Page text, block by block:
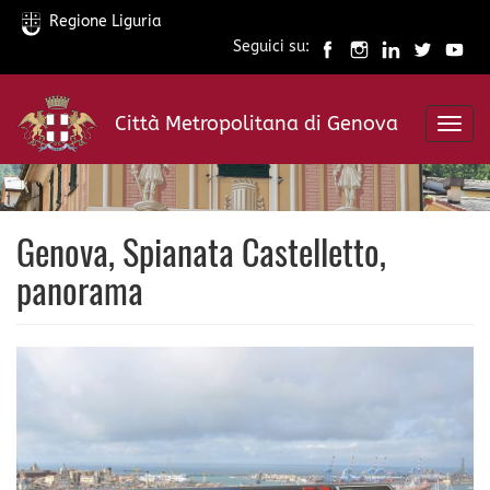
Salta
contenuto
principale
Regione Liguria
Seguici su:
Città Metropolitana di Genova
Genova, Spianata Castelletto,
panorama